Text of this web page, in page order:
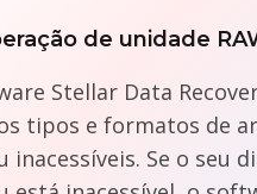
de unidade
Stellar Data
tipos e formatos de
inacessíveis. Se o seu